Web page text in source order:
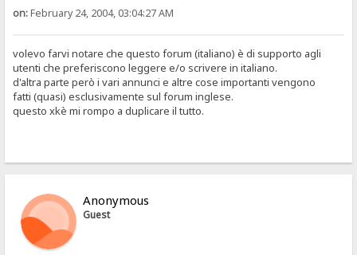
on:February 24, 2004, 03:04:27 AM
volevo farvi notare che questo forum (italiano) è di supporto agli
utenti che preferiscono leggere e/o scrivere in italiano.
d'altra parte però i vari annunci e altre cose importanti vengono
fatti (quasi) esclusivamente sul forum inglese.
questo xkè mi rompo a duplicare il tutto.
Anonymous
Guest